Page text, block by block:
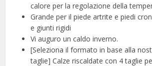
calore per la regolazione della
Grande per il piede artrite e piedi
e giunti rigidi
Vi auguro un caldo inverno.
[Seleziona il formato in base alla
taglie] Calze riscaldate con 4 taglie